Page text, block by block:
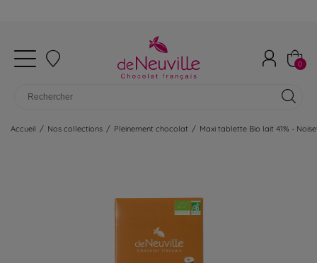
0
Accueil / Nos collections / Pleinement chocolat / Maxi tablette Bio lait 41% -